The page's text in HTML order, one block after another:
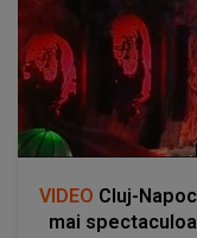
VIDEO Cluj-
mai